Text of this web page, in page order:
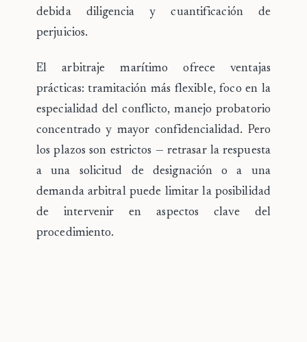
debida diligencia y cuantificación de
perjuicios.
El arbitraje marítimo ofrece ventajas
prácticas: tramitación más flexible, foco en la
especialidad del conflicto, manejo probatorio
concentrado y mayor confidencialidad. Pero
los plazos son estrictos — retrasar la respuesta
a una solicitud de designación o a una
demanda arbitral puede limitar la posibilidad
de intervenir en aspectos clave del
procedimiento.